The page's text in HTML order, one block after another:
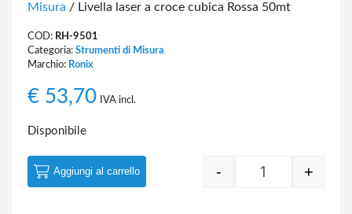
Misura / Livella laser a croce cubica Rossa 50mt
COD: RH-9501
Categoria: Strumenti di Misura
Marchio: Ronix
€ 53,70 IVA incl.
Disponibile
Quantity
- +
Aggiungi al carrello